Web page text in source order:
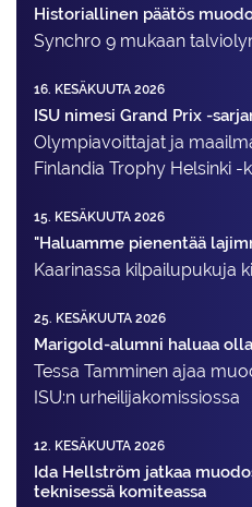
Historiallinen päätös
Synchro 9 mukaan
16. KESÄKUUTA 2026
ISU nimesi Grand Prix -
Olympiavoittajat ja
Finlandia Trophy Helsinki -
15. KESÄKUUTA 2026
"Haluamme pienentää
Kaarinassa kilpailupukuja
25. KESÄKUUTA 2026
Marigold-alumni haluaa
Tessa Tamminen ajaa
ISU:n urheilija­komissiossa
12. KESÄKUUTA 2026
Ida Hellström jatkaa
teknisessä komiteassa